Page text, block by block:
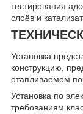
тестирования
слоёв и
Установка
конструкцию,
отапливаемом
Установка по
требованиям